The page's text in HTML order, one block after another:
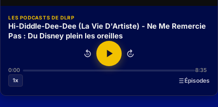
LES PODCASTS DE DLRP
Hi-Diddle-Dee-Dee (La Vie D'Artiste) - Ne Me Remercie
Pas : Du Disney plein les oreilles
15 15
0:00
8:35
1x
Épisodes